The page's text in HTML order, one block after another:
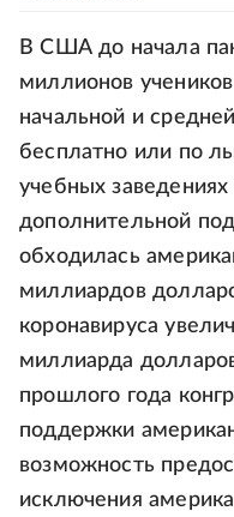
В США до начала
миллионов
начальной и
бесплатно или по
учебных
дополнительной
обходилась
миллиардов
коронавируса
миллиарда
прошлого года
поддержки
возможность
исключения